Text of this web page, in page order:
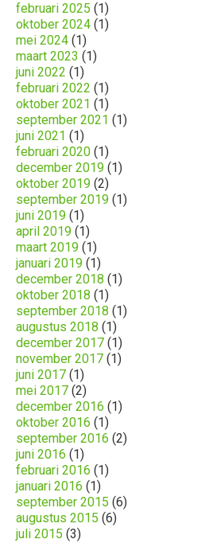
februari 2025 (1)
oktober 2024 (1)
mei 2024 (1)
maart 2023 (1)
juni 2022 (1)
februari 2022 (1)
oktober 2021 (1)
september 2021 (1)
juni 2021 (1)
februari 2020 (1)
december 2019 (1)
oktober 2019 (2)
september 2019 (1)
juni 2019 (1)
april 2019 (1)
maart 2019 (1)
januari 2019 (1)
december 2018 (1)
oktober 2018 (1)
september 2018 (1)
augustus 2018 (1)
december 2017 (1)
november 2017 (1)
juni 2017 (1)
mei 2017 (2)
december 2016 (1)
oktober 2016 (1)
september 2016 (2)
juni 2016 (1)
februari 2016 (1)
januari 2016 (1)
september 2015 (6)
augustus 2015 (6)
juli 2015 (3)